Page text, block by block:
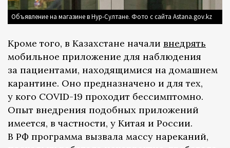
Объявление на магазине в Нур-Султане. Фото с сайта Astana.gov.kz
Кроме того, в Казахстане начали внедрять
мобильное приложение для наблюдения
за пациентами, находящимися на домашнем
карантине. Оно предназначено и для тех,
у кого COVID-19 проходит бессимптомно.
Опыт внедрения подобных приложений
имеется, в частности, у Китая и России.
В РФ программа вызвала массу нареканий,